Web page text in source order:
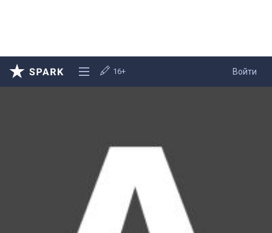
Войти
16+